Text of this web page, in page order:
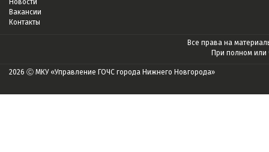
Новости
Вакансии
Контакты
Все права на
При полном или
2026 Ⓒ МКУ «Управление ГОЧС города Нижнего Новгорода»